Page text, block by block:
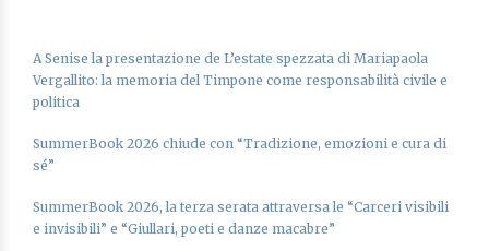
A Senise la presentazione de L’estate spezzata di Mariapaola
Vergallito: la memoria del Timpone come responsabilità civile e
politica
SummerBook 2026 chiude con “Tradizione, emozioni e cura di
sé”
SummerBook 2026, la terza serata attraversa le “Carceri visibili
e invisibili” e “Giullari, poeti e danze macabre”